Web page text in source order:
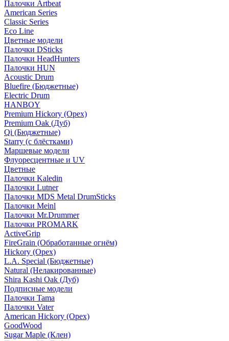
Палочки Artbeat
American Series
Classic Series
Eco Line
Цветные модели
Палочки DSticks
Палочки HeadHunters
Палочки HUN
Acoustic Drum
Bluefire (Бюджетные)
Electric Drum
HANBOY
Premium Hickory (Орех)
Premium Oak (Дуб)
Qi (Бюджетные)
Starry (с блёстками)
Маршевые модели
Флуоресцентные и UV
Цветные
Палочки Kaledin
Палочки Lutner
Палочки MDS Metal DrumSticks
Палочки Meinl
Палочки Mr.Drummer
Палочки PROMARK
ActiveGrip
FireGrain (Обработанные огнём)
Hickory (Орех)
L.A. Special (Бюджетные)
Natural (Нелакированные)
Shira Kashi Oak (Дуб)
Подписные модели
Палочки Tama
Палочки Vater
American Hickory (Орех)
GoodWood
Sugar Maple (Клен)